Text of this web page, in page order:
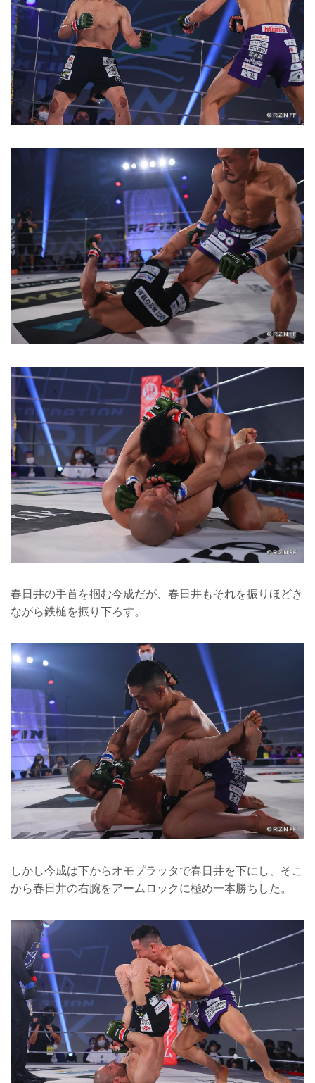
春日井の手首を掴む今成だが、春日井もそれを振りほどき
ながら鉄槌を振り下ろす。
しかし今成は下からオモプラッタで春日井を下にし、そこ
から春日井の右腕をアームロックに極め一本勝ちした。